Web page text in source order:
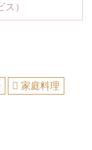
）
家庭料理